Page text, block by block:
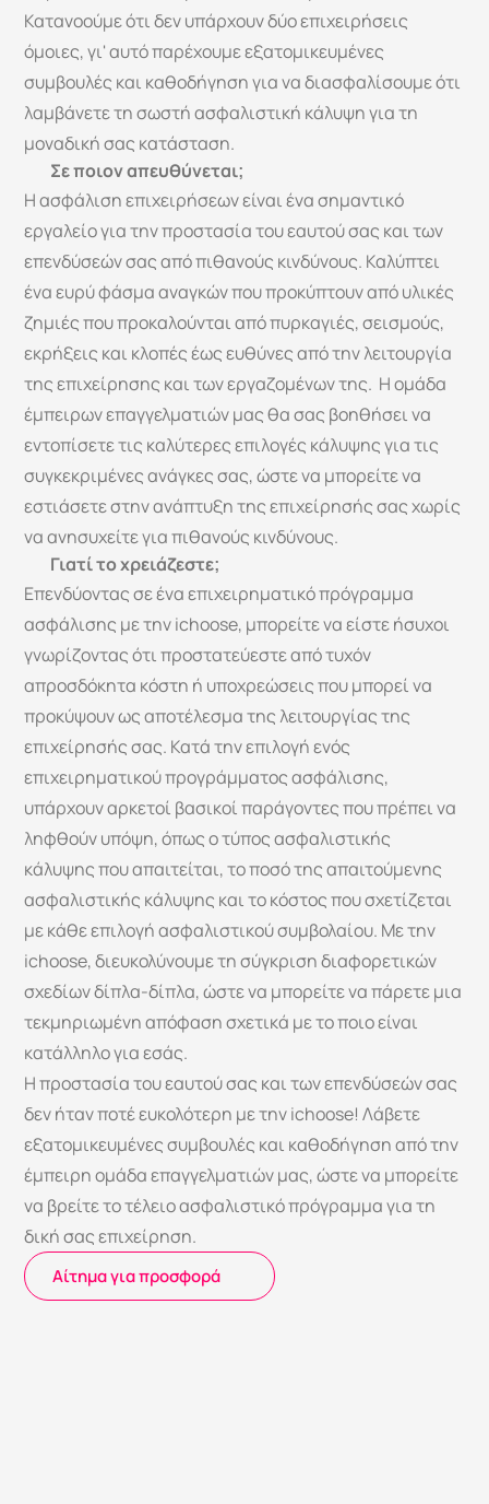
Κατανοούμε ότι δεν υπάρχουν δύο επιχειρήσεις
όμοιες, γι' αυτό παρέχουμε εξατομικευμένες
συμβουλές και καθοδήγηση για να διασφαλίσουμε ότι
λαμβάνετε τη σωστή ασφαλιστική κάλυψη για τη
μοναδική σας κατάσταση.
Σε ποιον απευθύνεται;
Η ασφάλιση επιχειρήσεων είναι ένα σημαντικό
εργαλείο για την προστασία του εαυτού σας και των
επενδύσεών σας από πιθανούς κινδύνους. Καλύπτει
ένα ευρύ φάσμα αναγκών που προκύπτουν από υλικές
ζημιές που προκαλούνται από πυρκαγιές, σεισμούς,
εκρήξεις και κλοπές έως ευθύνες από την λειτουργία
της επιχείρησης και των εργαζομένων της.  Η ομάδα
έμπειρων επαγγελματιών μας θα σας βοηθήσει να
εντοπίσετε τις καλύτερες επιλογές κάλυψης για τις
συγκεκριμένες ανάγκες σας, ώστε να μπορείτε να
εστιάσετε στην ανάπτυξη της επιχείρησής σας χωρίς
να ανησυχείτε για πιθανούς κινδύνους.
Γιατί το χρειάζεστε;
Επενδύοντας σε ένα επιχειρηματικό πρόγραμμα
ασφάλισης με την ichoose, μπορείτε να είστε ήσυχοι
γνωρίζοντας ότι προστατεύεστε από τυχόν
απροσδόκητα κόστη ή υποχρεώσεις που μπορεί να
προκύψουν ως αποτέλεσμα της λειτουργίας της
επιχείρησής σας. Κατά την επιλογή ενός
επιχειρηματικού προγράμματος ασφάλισης,
υπάρχουν αρκετοί βασικοί παράγοντες που πρέπει να
ληφθούν υπόψη, όπως ο τύπος ασφαλιστικής
κάλυψης που απαιτείται, το ποσό της απαιτούμενης
ασφαλιστικής κάλυψης και το κόστος που σχετίζεται
με κάθε επιλογή ασφαλιστικού συμβολαίου. Με την
ichoose, διευκολύνουμε τη σύγκριση διαφορετικών
σχεδίων δίπλα-δίπλα, ώστε να μπορείτε να πάρετε μια
τεκμηριωμένη απόφαση σχετικά με το ποιο είναι
κατάλληλο για εσάς.
Η προστασία του εαυτού σας και των επενδύσεών σας
δεν ήταν ποτέ ευκολότερη με την ichoose! Λάβετε
εξατομικευμένες συμβουλές και καθοδήγηση από την
έμπειρη ομάδα επαγγελματιών μας, ώστε να μπορείτε
να βρείτε το τέλειο ασφαλιστικό πρόγραμμα για τη
δική σας επιχείρηση.
⁠Αίτημα για προσφορά